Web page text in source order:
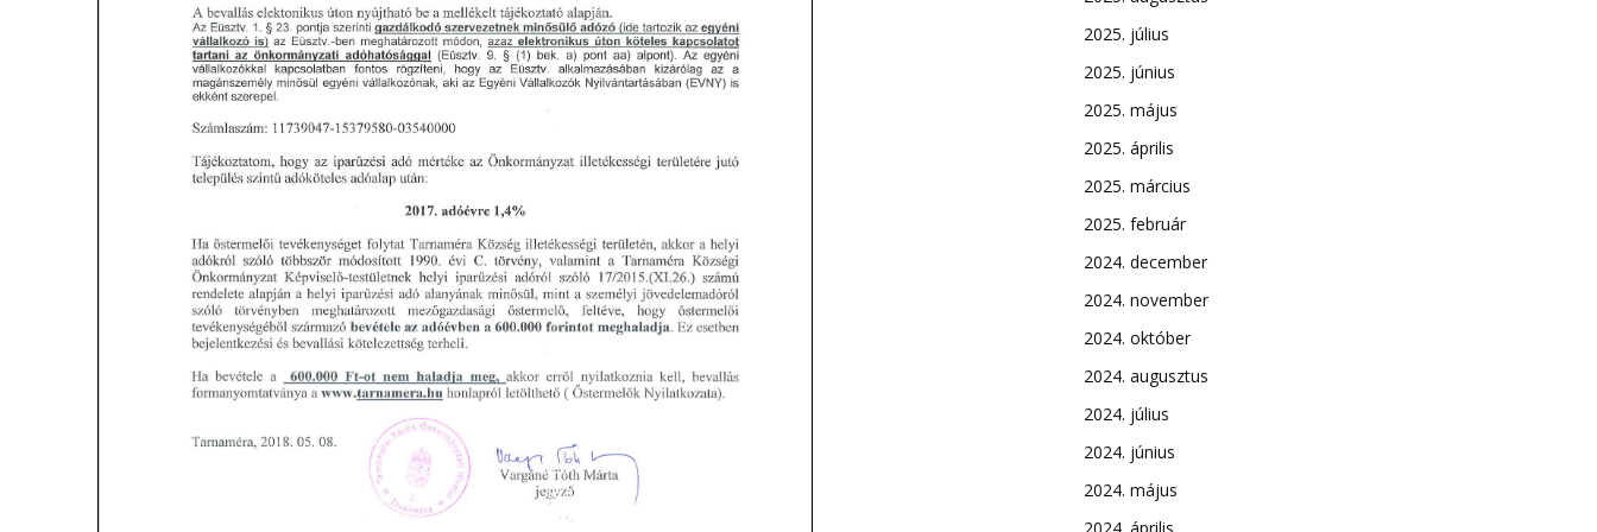
2025. július
2025. június
2025. május
2025. április
2025. március
2025. február
2024. december
2024. november
2024. október
2024. augusztus
2024. július
2024. június
2024. május